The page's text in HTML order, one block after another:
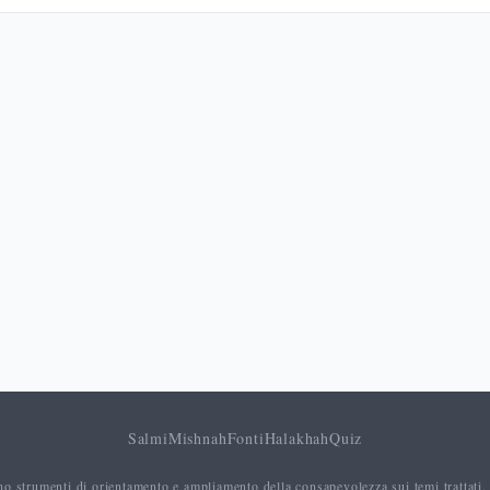
SalmiMishnahFontiHalakhahQuiz
strumenti di orientamento e ampliamento della consapevolezza sui temi